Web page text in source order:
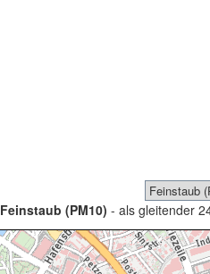
Feinstaub (PM10) - als gleitender